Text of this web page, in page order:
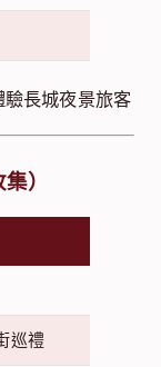
長城夜景旅客
）
巡禮